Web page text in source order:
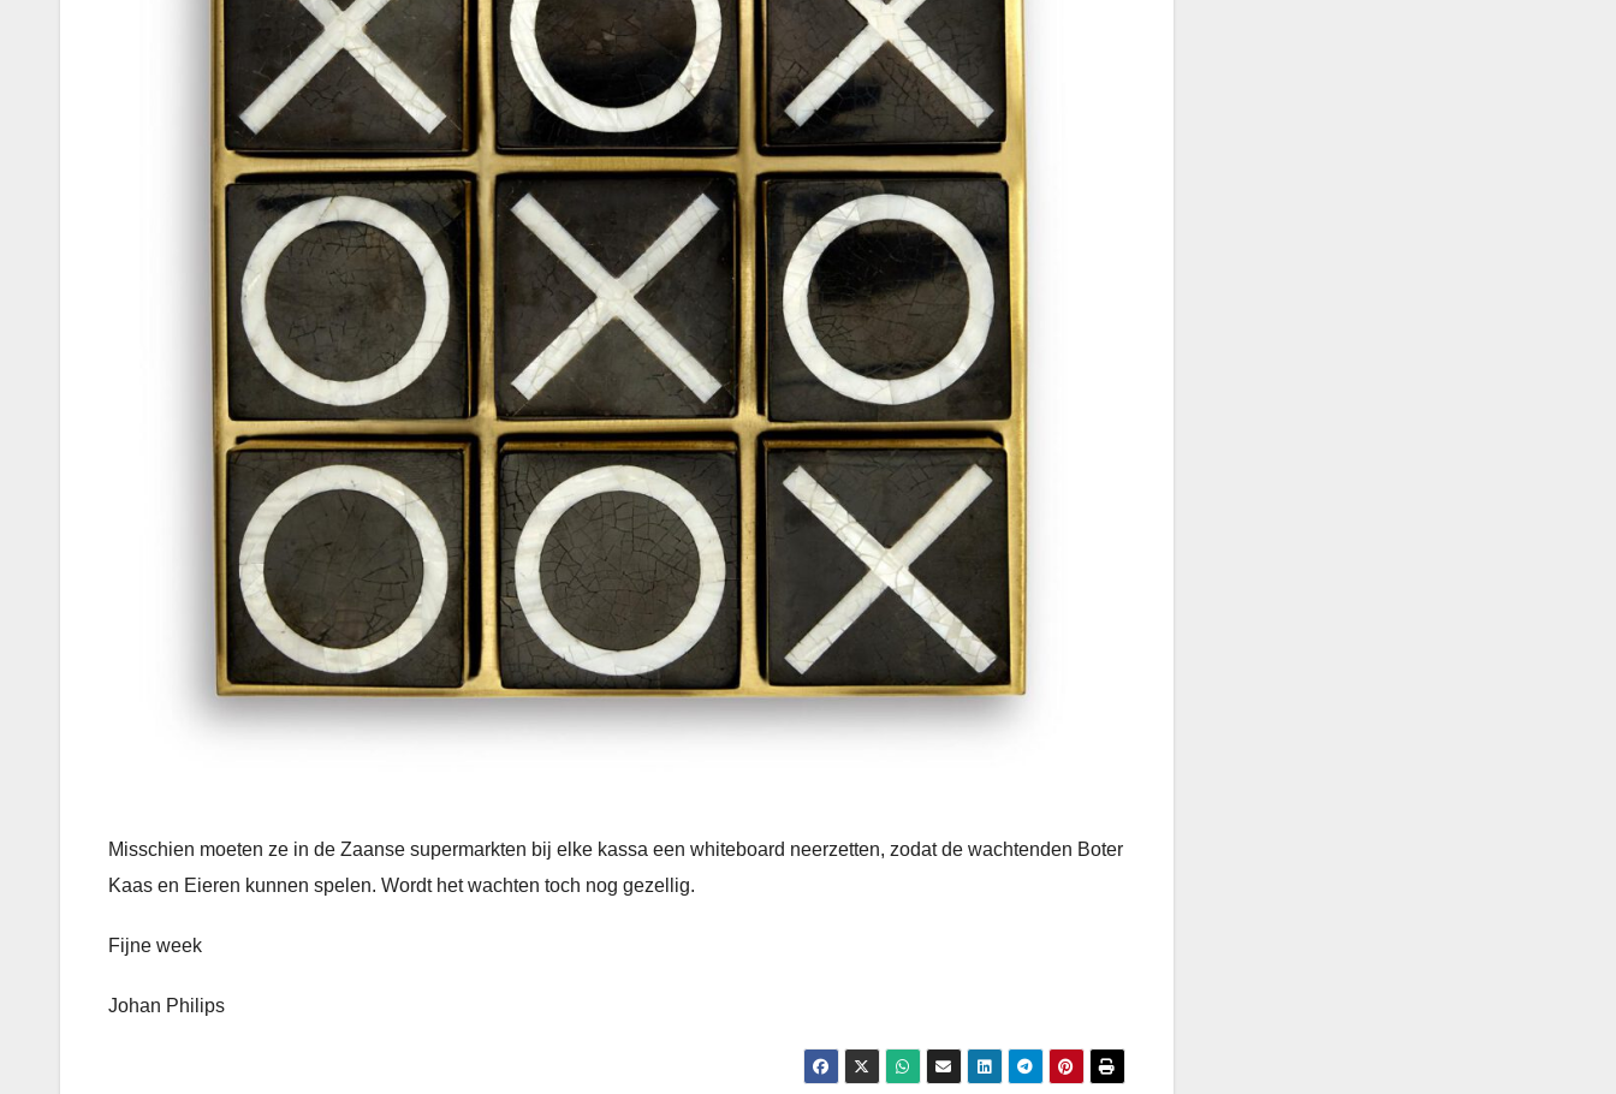
Misschien moeten ze in de Zaanse supermarkten bij elke kassa een whiteboard neerzetten, zodat de wachtenden Boter
Kaas en Eieren kunnen spelen. Wordt het wachten toch nog gezellig.
Fijne week
Johan Philips